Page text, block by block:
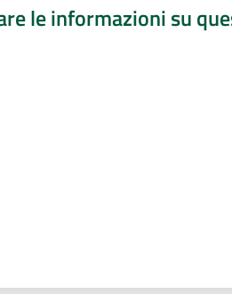
le informazioni su